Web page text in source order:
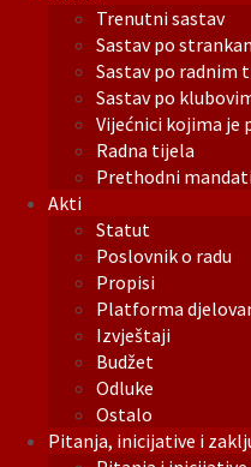
Trenutni sastav
Sastav po
Sastav po radnim
Sastav po
Vijećnici kojima je
Radna tijela
Prethodni
Akti
Statut
Poslovnik o radu
Propisi
Platforma
Izvještaji
Budžet
Odluke
Ostalo
Pitanja, inicijative i